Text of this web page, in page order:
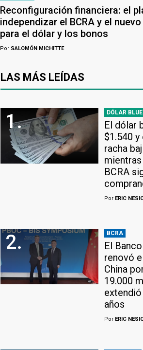
Reconfiguración financiera: el
independizar el BCRA y el
para el dólar y los bonos
Por SALOMÓN MICHITTE
LAS MÁS LEÍDAS
1. DÓLAR BLUE
El dólar
$1.540
racha
BCRA
Por ERIC
2. BCRA
El
renovó
China
19.000
años
Por ERIC